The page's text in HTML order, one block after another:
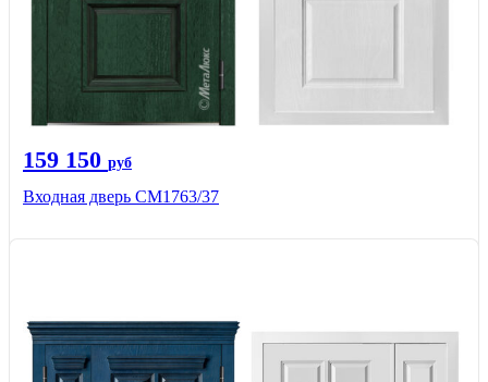
159 150 руб
Входная дверь СМ1763/37